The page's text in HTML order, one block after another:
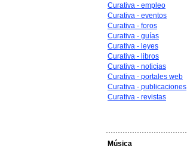
Curativa - empleo
Curativa - eventos
Curativa - foros
Curativa - guías
Curativa - leyes
Curativa - libros
Curativa - noticias
Curativa - portales web
Curativa - publicaciones
Curativa - revistas
Música